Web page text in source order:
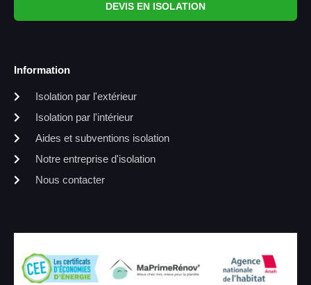
DEVIS EN ISOLATION
Information
Isolation par l'extérieur
Isolation par l'intérieur
Aides et subventions isolation
Notre entreprise d'isolation
Nous contacter